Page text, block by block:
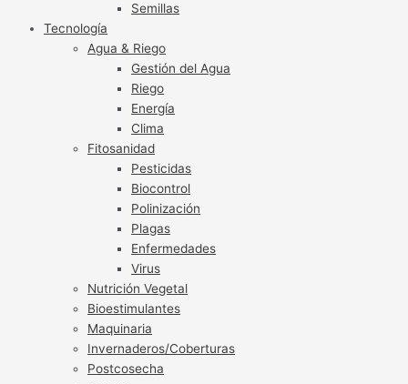
Semillas
Tecnología
Agua & Riego
Gestión del Agua
Riego
Energía
Clima
Fitosanidad
Pesticidas
Biocontrol
Polinización
Plagas
Enfermedades
Virus
Nutrición Vegetal
Bioestimulantes
Maquinaria
Invernaderos/Coberturas
Postcosecha